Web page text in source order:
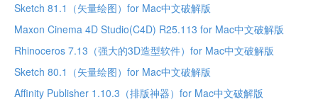
Sketch 81.1（矢量绘图）for Mac中文破解版
Maxon Cinema 4D Studio(C4D) R25.113 for Mac中文破解版
Rhinoceros 7.13（强大的3D造型软件）for Mac中文破解版
Sketch 80.1（矢量绘图）for Mac中文破解版
Affinity Publisher 1.10.3（排版神器）for Mac中文破解版